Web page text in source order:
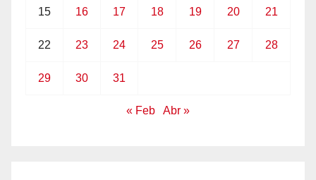
15 16 17 18 19 20 21
22 23 24 25 26 27 28
29 30 31
« Feb Abr »